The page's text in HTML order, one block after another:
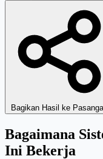
Bagikan Hasil ke
Bagaimana
Ini Bekerja